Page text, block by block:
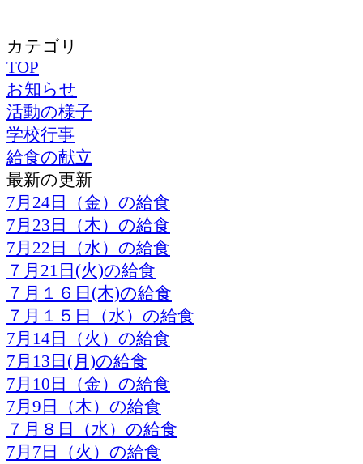
カテゴリ
TOP
お知らせ
活動の様子
学校行事
給食の献立
最新の更新
7月24日（金）の給食
7月23日（木）の給食
7月22日（水）の給食
７月21日(火)の給食
７月１６日(木)の給食
７月１５日（水）の給食
7月14日（火）の給食
7月13日(月)の給食
7月10日（金）の給食
7月9日（木）の給食
７月８日（水）の給食
7月7日（火）の給食